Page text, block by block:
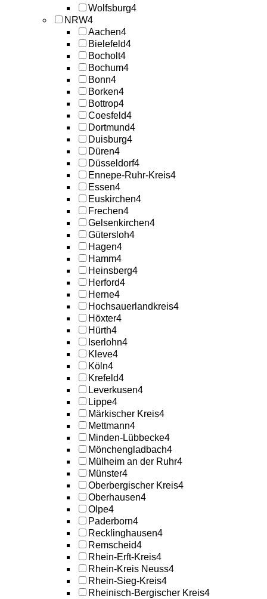
Wolfsburg4
NRW4
Aachen4
Bielefeld4
Bocholt4
Bochum4
Bonn4
Borken4
Bottrop4
Coesfeld4
Dortmund4
Duisburg4
Düren4
Düsseldorf4
Ennepe-Ruhr-Kreis4
Essen4
Euskirchen4
Frechen4
Gelsenkirchen4
Gütersloh4
Hagen4
Hamm4
Heinsberg4
Herford4
Herne4
Hochsauerlandkreis4
Höxter4
Hürth4
Iserlohn4
Kleve4
Köln4
Krefeld4
Leverkusen4
Lippe4
Märkischer Kreis4
Mettmann4
Minden-Lübbecke4
Mönchengladbach4
Mülheim an der Ruhr4
Münster4
Oberbergischer Kreis4
Oberhausen4
Olpe4
Paderborn4
Recklinghausen4
Remscheid4
Rhein-Erft-Kreis4
Rhein-Kreis Neuss4
Rhein-Sieg-Kreis4
Rheinisch-Bergischer Kreis4